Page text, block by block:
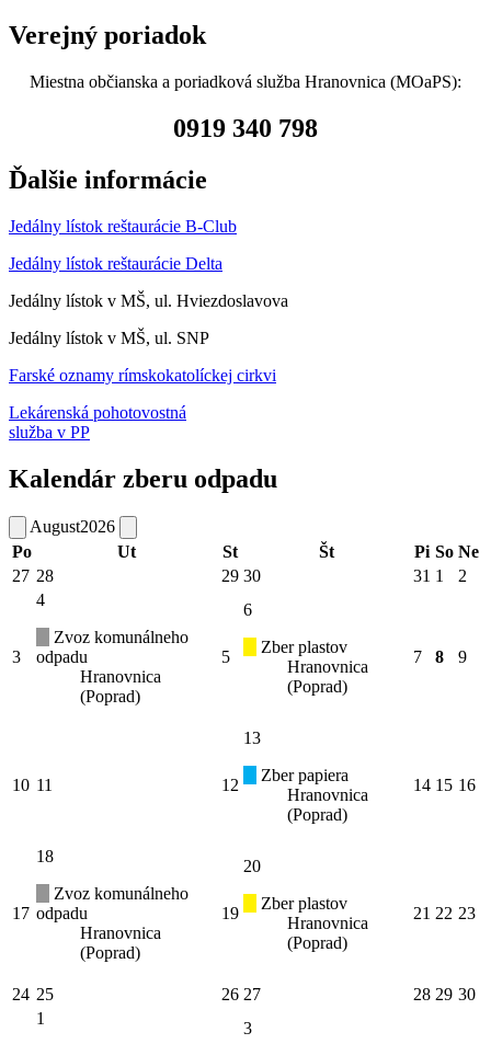
Verejný poriadok
Miestna občianska a poriadková služba Hranovnica (MOaPS):
0919 340 798
Ďalšie informácie
Jedálny lístok reštaurácie B-Club
Jedálny lístok reštaurácie Delta
Jedálny lístok v MŠ, ul. Hviezdoslavova
Jedálny lístok v MŠ, ul. SNP
Farské oznamy rímskokatolíckej cirkvi
Lekárenská pohotovostná
služba v PP
Kalendár zberu odpadu
August2026
Po
Ut St Št Pi So Ne
27 28 29 30 31 1 2
3
4
Zvoz komunálneho
odpadu
Hranovnica
(Poprad)
5
6
Zber plastov
Hranovnica
(Poprad)
7 8 9
10 11 12
13
Zber papiera
Hranovnica
(Poprad)
14 15 16
17
18
Zvoz komunálneho
odpadu
Hranovnica
(Poprad)
19
20
Zber plastov
Hranovnica
(Poprad)
21 22 23
24 25 26 27 28 29 30
1
3